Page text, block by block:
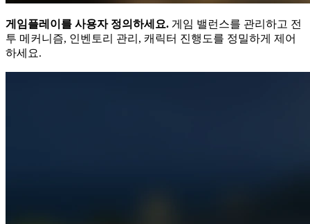
게임플레이를 사용자 정의하세요. 게임 밸런스를 관리하고 전
투 메커니즘, 인벤토리 관리, 캐릭터 진행도를 정밀하게 제어
하세요.